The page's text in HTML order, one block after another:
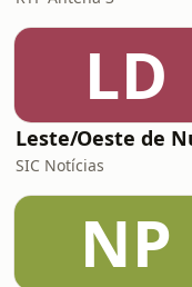
LD
SIC Notícias
NP